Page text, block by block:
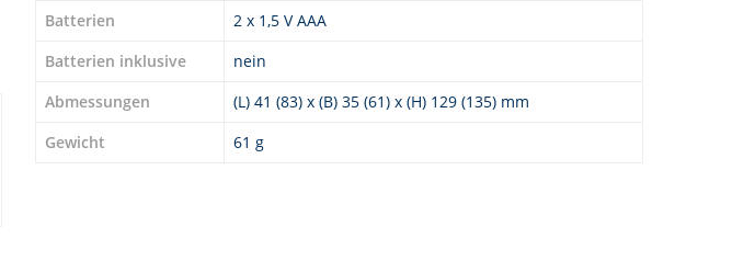
Batterien
2 x 1,5 V AAA
Batterien inklusive
nein
Abmessungen
(L) 41 (83) x (B) 35 (61) x (H) 129 (135) mm
Gewicht
61 g